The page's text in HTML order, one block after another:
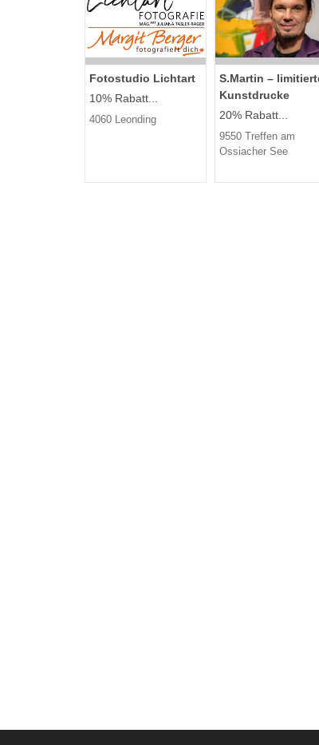
Fotostudio Lichtart
10% Rabatt...
4060 Leonding
S.Martin –
Kunstdrucke
20% Rabatt...
9550 Treffen am
Ossiacher See